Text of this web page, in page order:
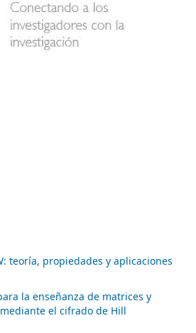
teoría, propiedades y aplicaciones
la enseñanza de matrices y
el cifrado de Hill